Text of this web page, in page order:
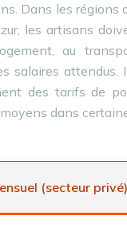
Dans les régions
les artisans
au
salaires attendus.
des tarifs de
dans
(secteur privé)